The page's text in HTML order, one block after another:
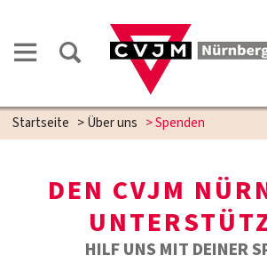
Startseite >Über uns >Spenden
DEN CVJM
HILF UNS MIT DEINER